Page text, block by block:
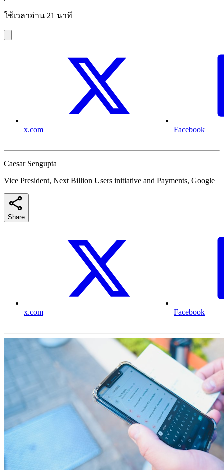
ใช้เวลาอ่าน 21 นาที
x.com Facebook
Caesar Sengupta
Vice President, Next Billion Users initiative and Payments, Google
Share
x.com Facebook